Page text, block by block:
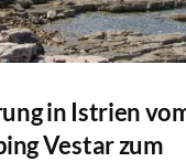
in Istrien
Vestar zum